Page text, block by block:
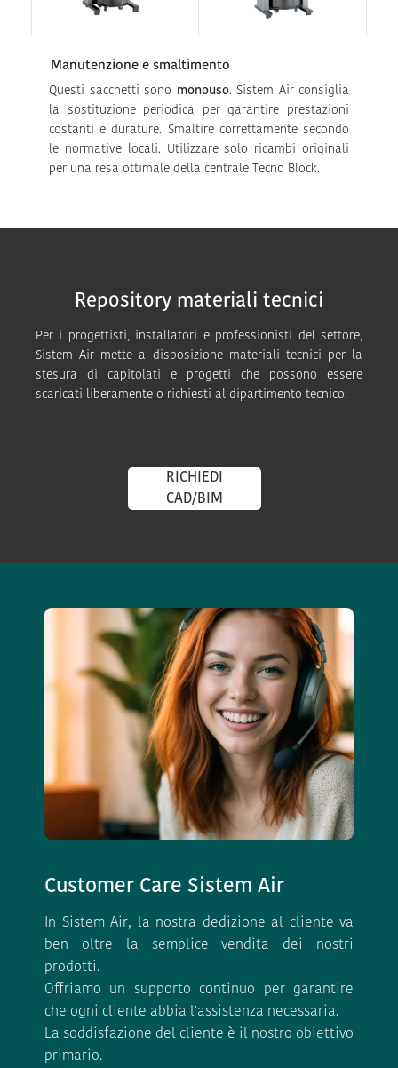
Manutenzione e smaltimento
Questi sacchetti sono monouso. Sistem Air consiglia
la sostituzione periodica per garantire prestazioni
costanti e durature. Smaltire correttamente secondo
le normative locali. Utilizzare solo ricambi originali
per una resa ottimale della centrale Tecno Block.
Repository materiali tecnici
Per i progettisti, installatori e professionisti del settore,
Sistem Air mette a disposizione materiali tecnici per la
stesura di capitolati e progetti che possono essere
scaricati liberamente o richiesti al dipartimento tecnico.
RICHIEDI
CAD/BIM
Customer Care Sistem Air
In Sistem Air, la nostra dedizione al cliente va
ben oltre la semplice vendita dei nostri
prodotti.
Offriamo un supporto continuo per garantire
che ogni cliente abbia l'assistenza necessaria.
La soddisfazione del cliente è il nostro obiettivo
primario.